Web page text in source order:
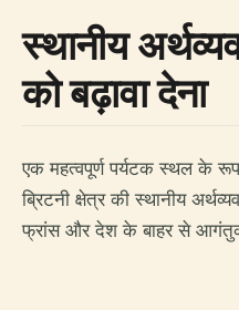
स्थानीय
को बढ़ावा देना
एक महत्वपूर्ण पर्यटक स्थल के
ब्रिटनी क्षेत्र की स्थानीय
फ्रांस और देश के बाहर से